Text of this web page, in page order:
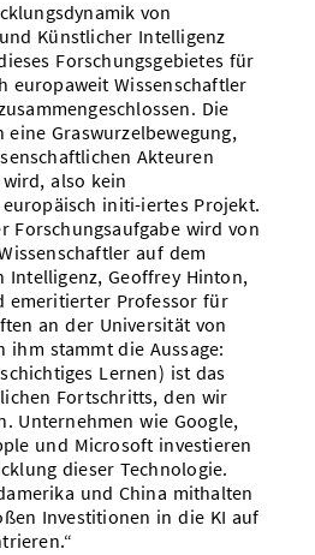
von
Künstlicher Intelligenz
Forschungsgebietes für
europaweit Wissenschaftler
Die
eine Graswurzelbewegung,
Akteuren
also kein
initi-iertes Projekt.
Forschungsaufgabe wird von
auf dem
Intelligenz, Geoffrey Hinton,
emeritierter Professor für
an der Universität von
ihm stammt die Aussage:
Lernen) ist das
Fortschritts, den wir
Unternehmen wie Google,
und Microsoft investieren
dieser Technologie.
und China mithalten
Investitionen in die KI auf